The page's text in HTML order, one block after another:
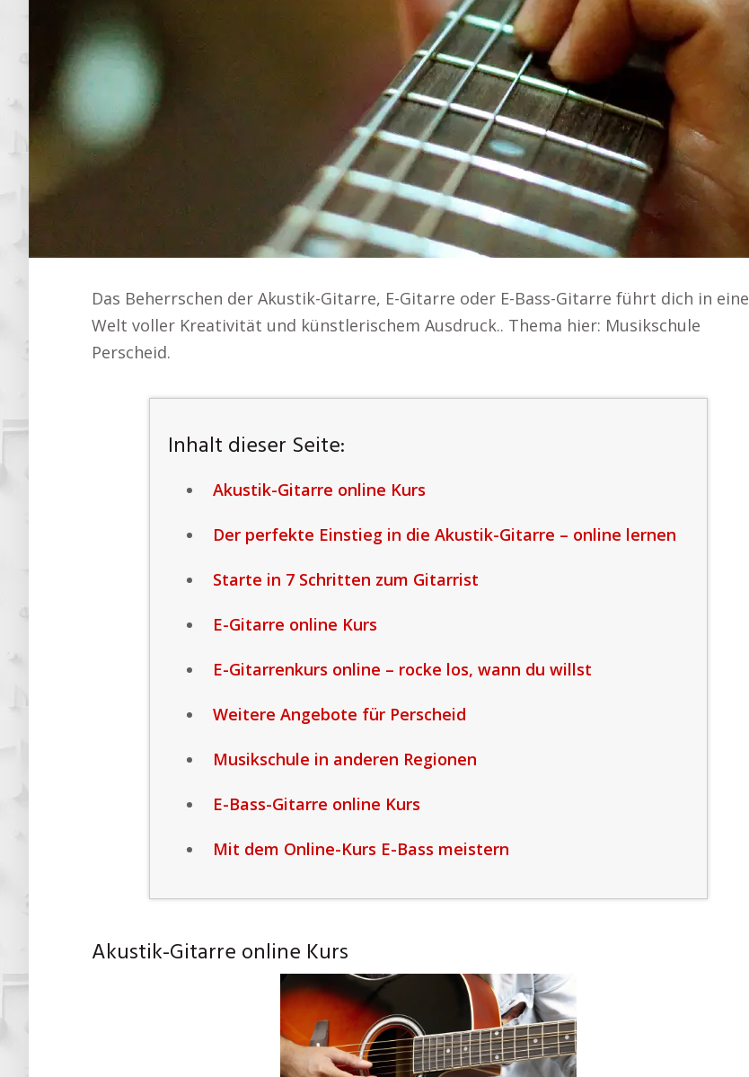
Das Beherrschen der Akustik-Gitarre, E-Gitarre oder E-Bass-Gitarre führt dich in eine
Welt voller Kreativität und künstlerischem Ausdruck.. Thema hier: Musikschule
Perscheid.
Inhalt dieser Seite:
Akustik-Gitarre online Kurs
Der perfekte Einstieg in die Akustik-Gitarre – online lernen
Starte in 7 Schritten zum Gitarrist
E-Gitarre online Kurs
E-Gitarrenkurs online – rocke los, wann du willst
Weitere Angebote für Perscheid
Musikschule in anderen Regionen
E-Bass-Gitarre online Kurs
Mit dem Online-Kurs E-Bass meistern
Akustik-Gitarre online Kurs